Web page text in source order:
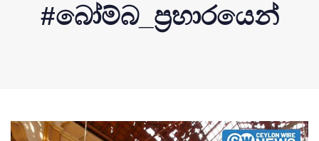
#බෝම්බ_ප්‍රහාරයෙන්